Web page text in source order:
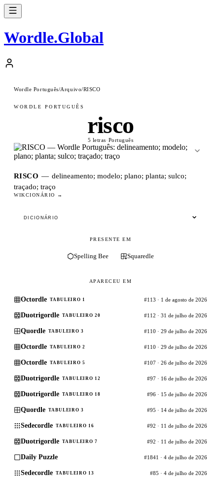
Wordle.Global
Wordle Português/Arquivo/RISCO
WORDLE PORTUGUÊS
risco
5 letras·Português
RISCO — delineamento; modelo; plano; planta; sulco;
traçado; traço
WIKCIONÁRIO →
DICIONÁRIO
PRESENTE EM
Spelling Bee Squaredle
APARECEU EM
Octordle TABULEIRO 1 #113 · 1 de agosto de 2026
Duotrigordle TABULEIRO 20 #112 · 31 de julho de 2026
Quordle TABULEIRO 3 #110 · 29 de julho de 2026
Octordle TABULEIRO 2 #110 · 29 de julho de 2026
Octordle TABULEIRO 5 #107 · 26 de julho de 2026
Duotrigordle TABULEIRO 12 #97 · 16 de julho de 2026
Duotrigordle TABULEIRO 18 #96 · 15 de julho de 2026
Quordle TABULEIRO 3 #95 · 14 de julho de 2026
Sedecordle TABULEIRO 16 #92 · 11 de julho de 2026
Duotrigordle TABULEIRO 7 #92 · 11 de julho de 2026
Daily Puzzle #1841 · 4 de julho de 2026
Sedecordle TABULEIRO 13 #85 · 4 de julho de 2026